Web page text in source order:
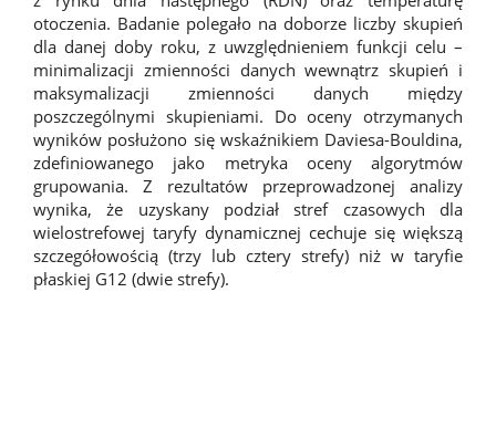
otoczenia. Badanie polegało na doborze liczby skupień
dla danej doby roku, z uwzględnieniem funkcji celu –
minimalizacji zmienności danych wewnątrz skupień i
maksymalizacji zmienności danych między
poszczególnymi skupieniami. Do oceny otrzymanych
wyników posłużono się wskaźnikiem Daviesa-Bouldina,
zdefiniowanego jako metryka oceny algorytmów
grupowania. Z rezultatów przeprowadzonej analizy
wynika, że uzyskany podział stref czasowych dla
wielostrefowej taryfy dynamicznej cechuje się większą
szczegółowością (trzy lub cztery strefy) niż w taryfie
płaskiej G12 (dwie strefy).